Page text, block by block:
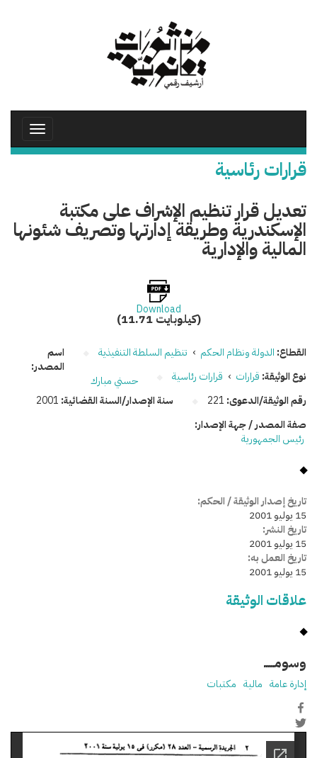
Toggle
قرارات رئاسية
تعديل قرار تنظيم الإشراف على مكتبة
الإسكندرية وطريقة إدارتها وتصريف شئونها
المالية والإدارية
Download
(11.71 كيلوبايت)
القطاع: الدولة ونظام الحكم › تنظيم السلطة التنفيذية
نوع الوثيقة: قرارات › قرارات رئاسية
رقم الوثيقة/الدعوى: 221 سنة الإصدار/السنة القضائية: 2001
اسم
المصدر:
حسني مبارك
صفة المصدر / جهة الإصدار:
رئيس الجمهورية
تاريخ إصدار الوثيقة / الحكم:
15 يوليو 2001
تاريخ النشر:
15 يوليو 2001
تاريخ العمل به:
15 يوليو 2001
علاقات الوثيقة
وسومـــــ
إدارة عامة مالية مكتبات